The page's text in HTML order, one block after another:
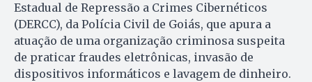
Estadual de Repressão a Crimes Cibernéticos
(DERCC), da Polícia Civil de Goiás, que apura a
atuação de uma organização criminosa suspeita
de praticar fraudes eletrônicas, invasão de
dispositivos informáticos e lavagem de dinheiro.